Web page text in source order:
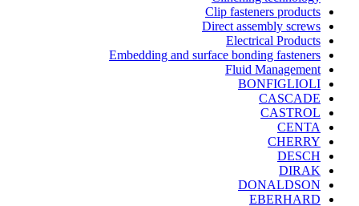
Clip fasteners products
Direct assembly screws
Electrical Products
Embedding and surface bonding fasteners
Fluid Management
BONFIGLIOLI
CASCADE
CASTROL
CENTA
CHERRY
DESCH
DIRAK
DONALDSON
EBERHARD